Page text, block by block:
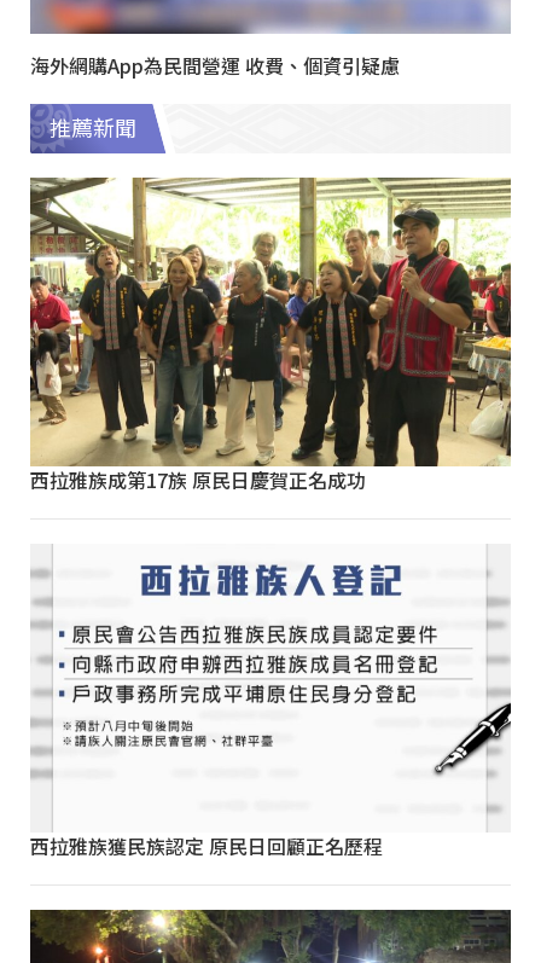
海外網購App為民間營運 收費、個資引疑慮
推薦新聞
西拉雅族成第17族 原民日慶賀正名成功
西拉雅族獲民族認定 原民日回顧正名歷程